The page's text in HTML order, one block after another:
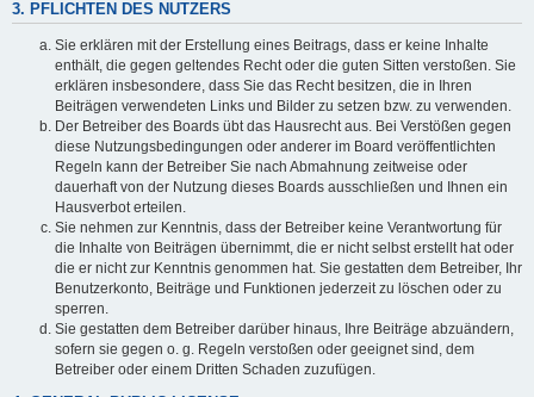
3. PFLICHTEN DES NUTZERS
Sie erklären mit der Erstellung eines Beitrags, dass er keine Inhalte
enthält, die gegen geltendes Recht oder die guten Sitten verstoßen. Sie
erklären insbesondere, dass Sie das Recht besitzen, die in Ihren
Beiträgen verwendeten Links und Bilder zu setzen bzw. zu verwenden.
Der Betreiber des Boards übt das Hausrecht aus. Bei Verstößen gegen
diese Nutzungsbedingungen oder anderer im Board veröffentlichten
Regeln kann der Betreiber Sie nach Abmahnung zeitweise oder
dauerhaft von der Nutzung dieses Boards ausschließen und Ihnen ein
Hausverbot erteilen.
Sie nehmen zur Kenntnis, dass der Betreiber keine Verantwortung für
die Inhalte von Beiträgen übernimmt, die er nicht selbst erstellt hat oder
die er nicht zur Kenntnis genommen hat. Sie gestatten dem Betreiber, Ihr
Benutzerkonto, Beiträge und Funktionen jederzeit zu löschen oder zu
sperren.
Sie gestatten dem Betreiber darüber hinaus, Ihre Beiträge abzuändern,
sofern sie gegen o. g. Regeln verstoßen oder geeignet sind, dem
Betreiber oder einem Dritten Schaden zuzufügen.